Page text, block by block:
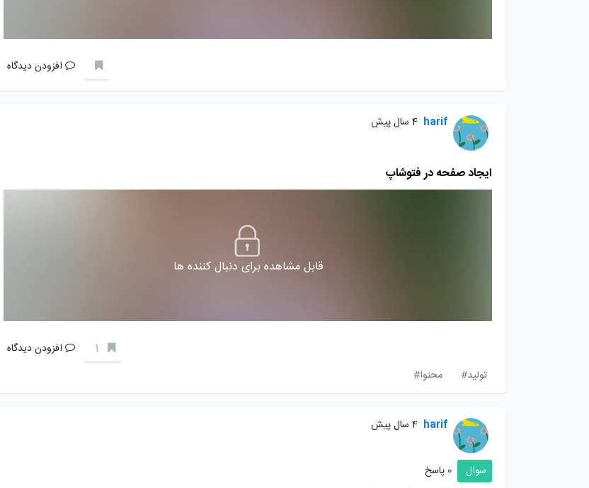
افزودن دیدگاه
harif 4 سال پیش
ایجاد صفحه در فتوشاپ
قابل مشاهده برای دنبال کننده ها
1
افزودن دیدگاه
تولید#
محتوا#
harif 4 سال پیش
سوال 0 پاسخ